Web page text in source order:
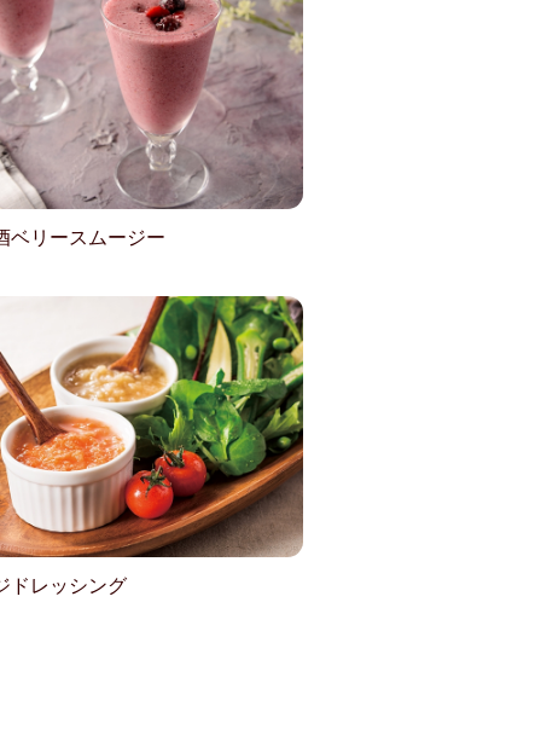
ベリースムージー
ドレッシング